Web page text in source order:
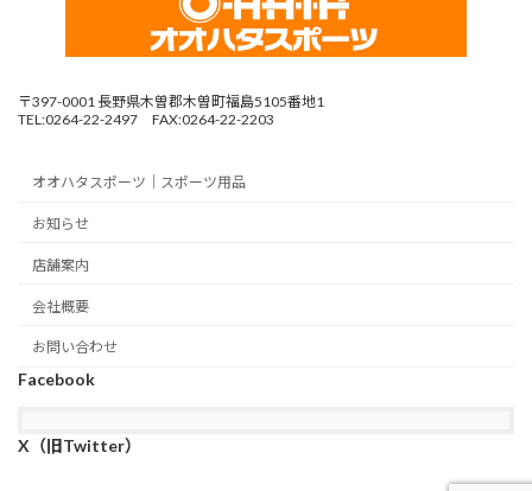
〒397-0001 長野県木曽郡木曽町福島5105番地1
TEL:0264-22-2497 FAX:0264-22-2203
オオハタスポーツ｜スポーツ用品
お知らせ
店舗案内
会社概要
お問い合わせ
Facebook
X（旧Twitter）